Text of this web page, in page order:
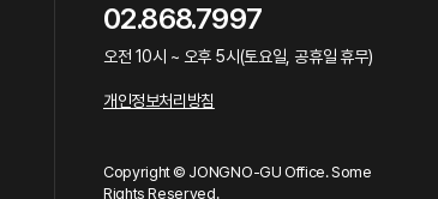
02.868.7997
오전 10시 ~ 오후 5시(토요일, 공휴일 휴무)
개인정보처리방침
Copyright © JONGNO-GU Office. Some
Rights Reserved.